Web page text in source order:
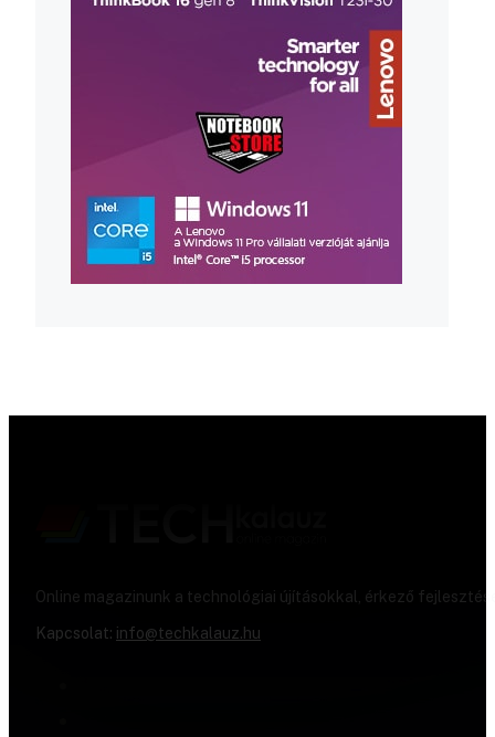
Online magazinunk a technológiai újításokkal, érkező
Kapcsolat: info@techkalauz.hu